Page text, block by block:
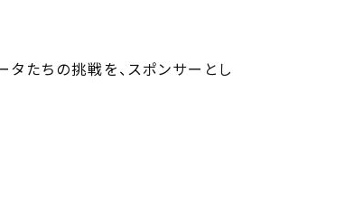
たちの挑戦を、スポンサーとし